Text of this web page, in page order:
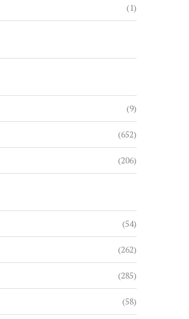
(1)
(9)
(652)
(206)
(54)
(262)
(285)
(58)